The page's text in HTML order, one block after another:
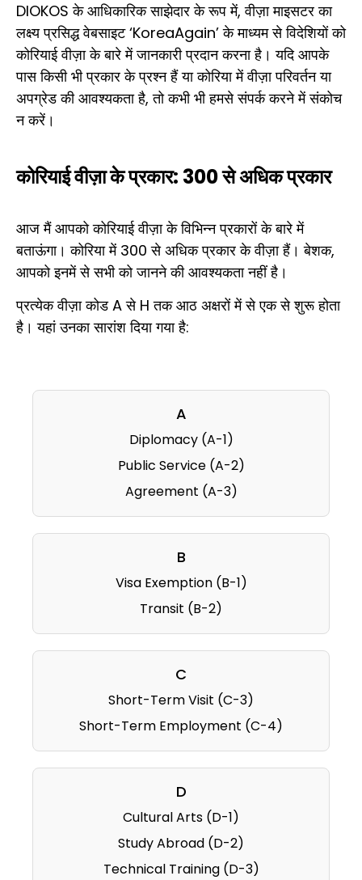
DIOKOS के आधिकारिक साझेदार के रूप में, वीज़ा माइसटर का
लक्ष्य प्रसिद्ध वेबसाइट ‘KoreaAgain’ के माध्यम से विदेशियों को
कोरियाई वीज़ा के बारे में जानकारी प्रदान करना है। यदि आपके
पास किसी भी प्रकार के प्रश्न हैं या कोरिया में वीज़ा परिवर्तन या
अपग्रेड की आवश्यकता है, तो कभी भी हमसे संपर्क करने में संकोच
न करें।
कोरियाई वीज़ा के प्रकार: 300 से अधिक प्रकार
आज मैं आपको कोरियाई वीज़ा के विभिन्न प्रकारों के बारे में
बताऊंगा। कोरिया में 300 से अधिक प्रकार के वीज़ा हैं। बेशक,
आपको इनमें से सभी को जानने की आवश्यकता नहीं है।
प्रत्येक वीज़ा कोड A से H तक आठ अक्षरों में से एक से शुरू होता
है। यहां उनका सारांश दिया गया है:
A
Diplomacy (A-1)
Public Service (A-2)
Agreement (A-3)
B
Visa Exemption (B-1)
Transit (B-2)
C
Short-Term Visit (C-3)
Short-Term Employment (C-4)
D
Cultural Arts (D-1)
Study Abroad (D-2)
Technical Training (D-3)